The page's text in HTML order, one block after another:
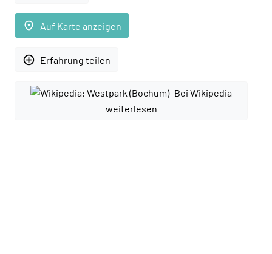
place Auf Karte anzeigen
add_circle_outline Erfahrung teilen
Bei Wikipedia
weiterlesen